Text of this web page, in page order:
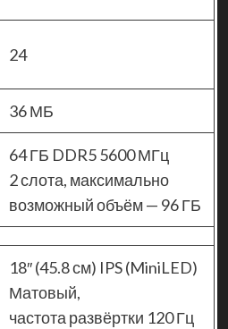
24
36 МБ
64 ГБ DDR5 5600 МГц
2 слота, максимально
возможный объём — 96 ГБ
18″ (45.8 см) IPS (MiniLED)
Матовый,
частота развёртки 120 Гц